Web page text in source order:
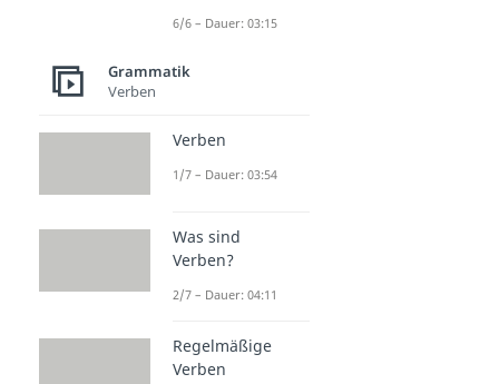
6/6 – Dauer: 03:15
Grammatik
Verben
Verben
1/7 – Dauer: 03:54
Was sind
Verben?
2/7 – Dauer: 04:11
Regelmäßige
Verben